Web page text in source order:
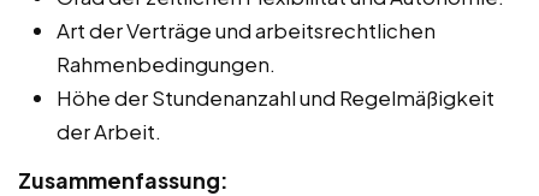
Art der Verträge und arbeitsrechtlichen
Rahmenbedingungen.
Höhe der Stundenanzahl und Regelmäßigkeit
der Arbeit.
Zusammenfassung: